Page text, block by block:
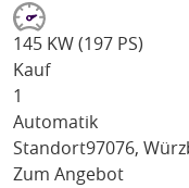
145 KW (197 PS)
Kauf
1
Automatik
Standort97076,
Zum Angebot